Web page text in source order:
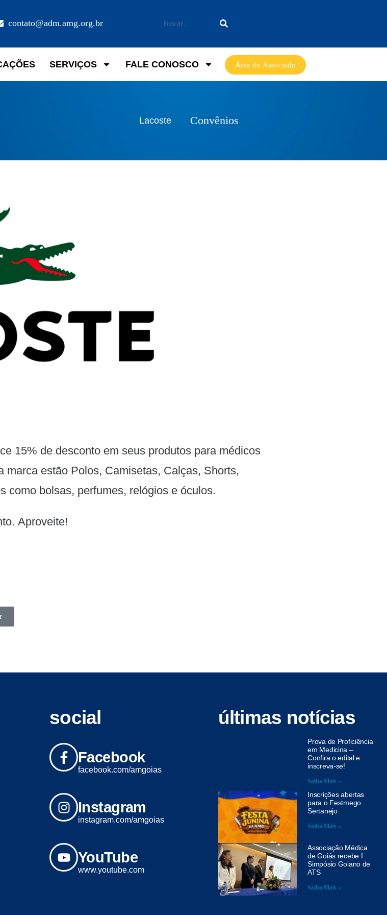
contato@adm.amg.org.br
SERVIÇOS FALE CONOSCO Área do Associado
Lacoste Convênios
15% de desconto em seus produtos para médicos
marca estão Polos, Camisetas, Calças, Shorts,
como bolsas, perfumes, relógios e óculos.
Aproveite!
social
Facebook
facebook.com/amgoias
Instagram
instagram.com/amgoias
YouTube
www.youtube.com
últimas notícias
Prova de Proficiência
em Medicina –
Confira o edital e
inscreva-se!
Saiba Mais »
Inscrições abertas
para o Festmego
Sertanejo
Saiba Mais »
Associação Médica
de Goiás recebe I
Simpósio Goiano de
ATS
Saiba Mais »